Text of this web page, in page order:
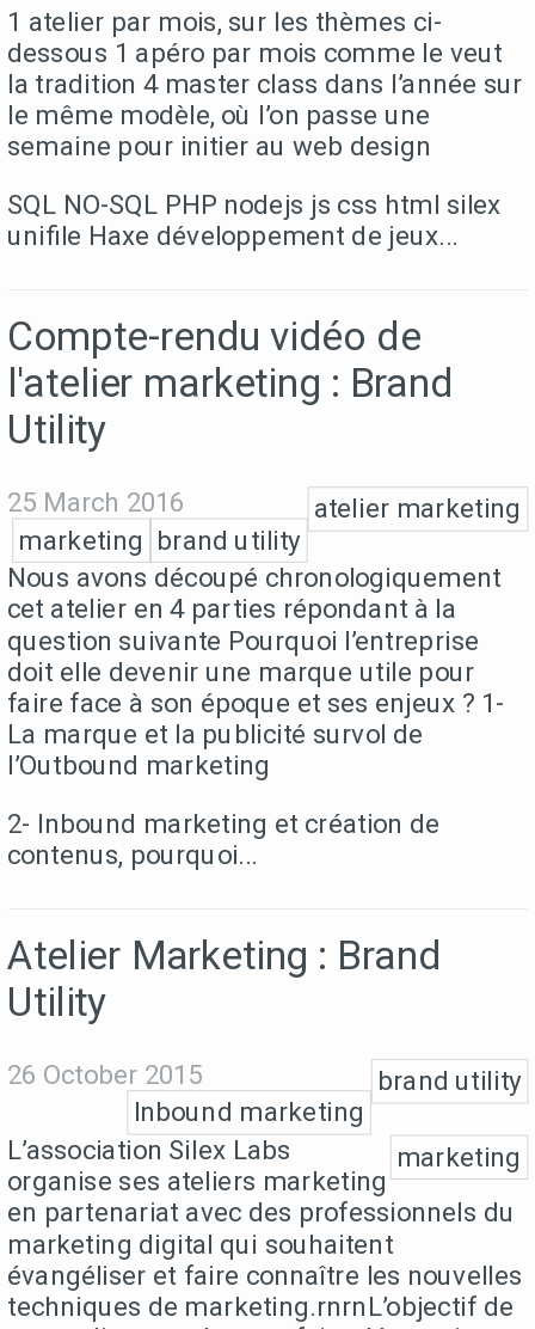
1 atelier par mois, sur les thèmes ci-
dessous 1 apéro par mois comme le veut
la tradition 4 master class dans l’année sur
le même modèle, où l’on passe une
semaine pour initier au web design
SQL NO-SQL PHP nodejs js css html silex
unifile Haxe développement de jeux...
Compte-rendu vidéo de
l'atelier marketing : Brand
Utility
25 March 2016 atelier marketing
brand utility
marketing
Nous avons découpé chronologiquement
cet atelier en 4 parties répondant à la
question suivante Pourquoi l’entreprise
doit elle devenir une marque utile pour
faire face à son époque et ses enjeux ? 1-
La marque et la publicité survol de
l’Outbound marketing
2- Inbound marketing et création de
contenus, pourquoi...
Atelier Marketing : Brand
Utility
26 October 2015
brand utility
Inbound marketing
marketing
L’association Silex Labs
organise ses ateliers marketing
en partenariat avec des professionnels du
marketing digital qui souhaitent
évangéliser et faire connaître les nouvelles
techniques de marketing.rnrnL’objectif de